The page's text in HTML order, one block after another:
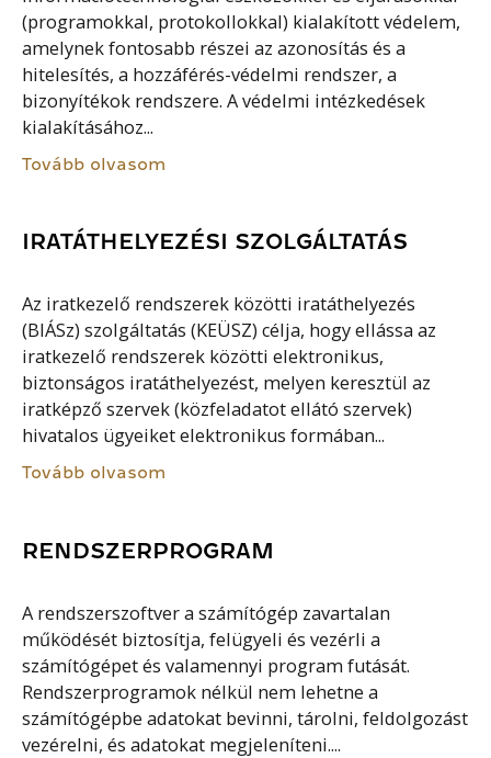
(programokkal, protokollokkal) kialakított védelem,
amelynek fontosabb részei az azonosítás és a
hitelesítés, a hozzáférés-védelmi rendszer, a
bizonyítékok rendszere. A védelmi intézkedések
kialakításához...
Tovább olvasom
IRATÁTHELYEZÉSI SZOLGÁLTATÁS
Az iratkezelő rendszerek közötti iratáthelyezés
(BIÁSz) szolgáltatás (KEÜSZ) célja, hogy ellássa az
iratkezelő rendszerek közötti elektronikus,
biztonságos iratáthelyezést, melyen keresztül az
iratképző szervek (közfeladatot ellátó szervek)
hivatalos ügyeiket elektronikus formában...
Tovább olvasom
RENDSZERPROGRAM
A rendszerszoftver a számítógép zavartalan
működését biztosítja, felügyeli és vezérli a
számítógépet és valamennyi program futását.
Rendszerprogramok nélkül nem lehetne a
számítógépbe adatokat bevinni, tárolni, feldolgozást
vezérelni, és adatokat megjeleníteni....